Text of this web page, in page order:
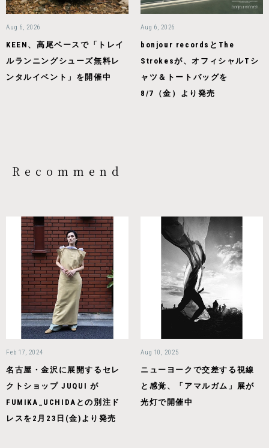
Aug 6, 2026
KEEN、高尾ベースで「トレイ
ルランニングシューズ無料レ
ンタルイベント」を開催中
Aug 6, 2026
bonjour recordsとThe
Strokesが、オフィシャルTシ
ャツ＆トートバッグを
8/7（金）より発売
Recommend
Feb 17, 2024
名古屋・金沢に展開するセレ
クトショップ JUQUI が
FUMIKA_UCHIDAとの別注ド
レスを2月23日(金)より発売
Aug 10, 2025
ニューヨークで交差する視線
と感覚、「アマルガム」展が
光灯で開催中